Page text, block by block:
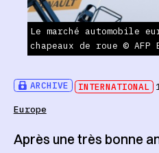
ARCHIVE INTERNATIONAL
Europe
Le marché automobile
chapeaux de roue © AFP
Après une très bonne